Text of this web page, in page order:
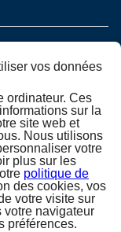
vos données
ordinateur. Ces
sur la
site web et
Nous utilisons
votre
plus sur les
politique de
des cookies, vos
votre visite sur
votre navigateur
préférences.